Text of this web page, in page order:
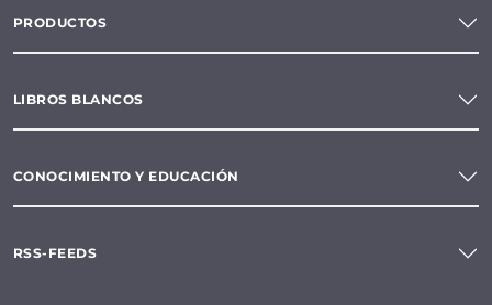
PRODUCTOS
LIBROS BLANCOS
CONOCIMIENTO Y EDUCACIÓN
RSS-FEEDS